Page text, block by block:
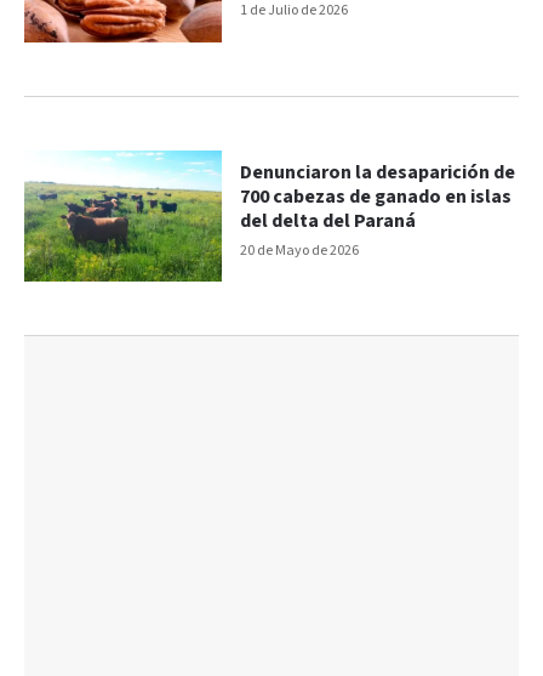
1 de Julio de 2026
20 de Mayo de 2026
Denunciaron la desaparición de
700 cabezas de ganado en islas
del delta del Paraná